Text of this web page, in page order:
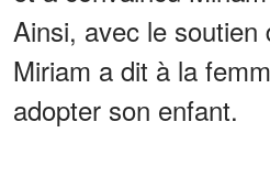
Ainsi, avec le soutien
Miriam a dit à la
adopter son enfant.